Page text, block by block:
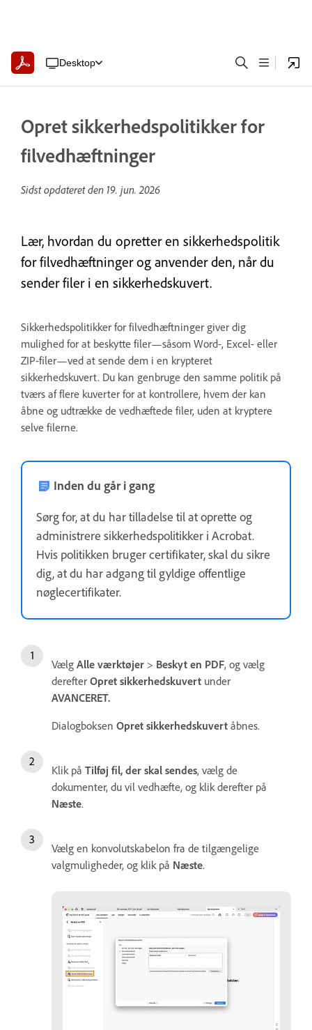
Desktop
Opret sikkerhedspolitikker for
filvedhæftninger
Sidst opdateret den 19. jun. 2026
Lær, hvordan du opretter en sikkerhedspolitik
for filvedhæftninger og anvender den, når du
sender filer i en sikkerhedskuvert.
Sikkerhedspolitikker for filvedhæftninger giver dig
mulighed for at beskytte filer—såsom Word-, Excel- eller
ZIP-filer—ved at sende dem i en krypteret
sikkerhedskuvert. Du kan genbruge den samme politik på
tværs af flere kuverter for at kontrollere, hvem der kan
åbne og udtrække de vedhæftede filer, uden at kryptere
selve filerne.
Inden du går i gang
Sørg for, at du har tilladelse til at oprette og
administrere sikkerhedspolitikker i Acrobat.
Hvis politikken bruger certifikater, skal du sikre
dig, at du har adgang til gyldige offentlige
nøglecertifikater.
Vælg Alle værktøjer > Beskyt en PDF, og vælg
derefter Opret sikkerhedskuvert under
AVANCERET.
Dialogboksen Opret sikkerhedskuvert åbnes.
Klik på Tilføj fil, der skal sendes, vælg de
dokumenter, du vil vedhæfte, og klik derefter på
Næste.
Vælg en konvolutskabelon fra de tilgængelige
valgmuligheder, og klik på Næste.